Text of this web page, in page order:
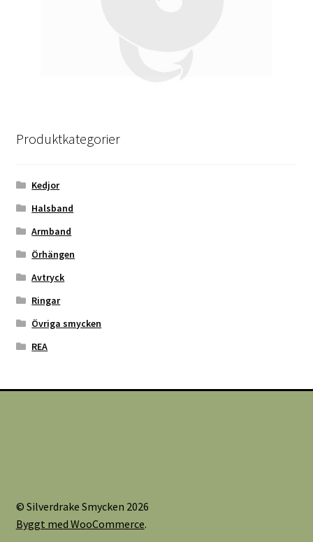
Produktkategorier
Kedjor
Halsband
Armband
Örhängen
Avtryck
Ringar
Övriga smycken
REA
© Silverdrake Smycken 2026
Byggt med WooCommerce.